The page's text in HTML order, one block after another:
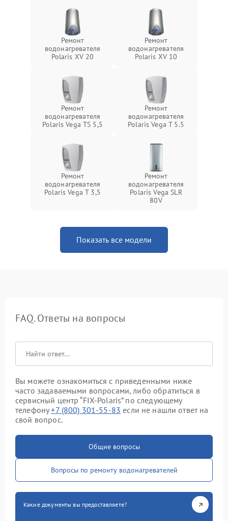
Ремонт
водонагревателя
Polaris XV 20
Ремонт
водонагревателя
Polaris XV 10
Ремонт
водонагревателя
Polaris Vega TS 5,5
Ремонт
водонагревателя
Polaris Vega T 5.5
Ремонт
водонагревателя
Polaris Vega T 3,5
Ремонт
водонагревателя
Polaris Vega SLR
80V
Показать все модели
FAQ. Ответы на вопросы
Вы можете ознакомиться с приведенными ниже
часто задаваемыми вопросами, либо обратиться в
сервисный центр “FIX-Polaris” по следующему
телефону+7 (800) 301-55-83 если не нашли ответ на
свой вопрос.
Общие вопросы
Вопросы по ремонту водонагревателей
Какие документы вы предоставляете?